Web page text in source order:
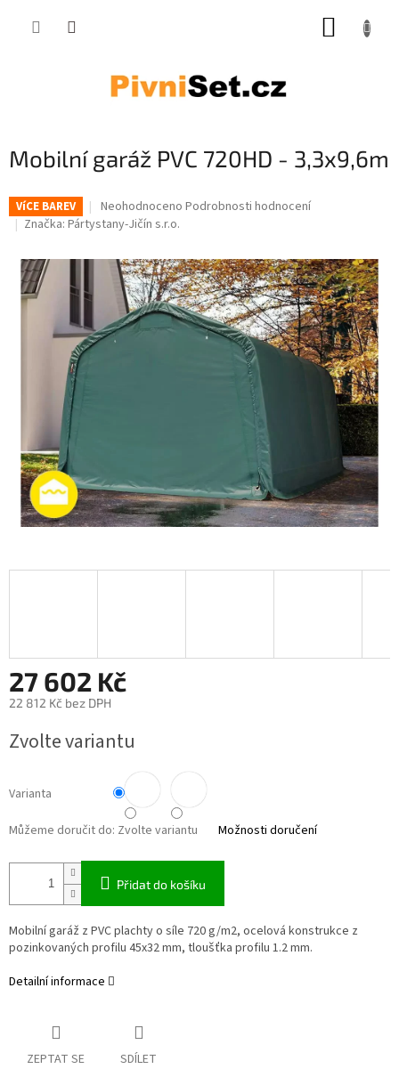
Mobilní garáž PVC 720HD - 3,3x9,6m
VíCE BAREV Průměrné hodnocení produktu je 0,0 z 5 hvězdiček.
Neohodnoceno Podrobnosti hodnocení
Značka: Pártystany-Jičín s.r.o.
27 602 Kč
22 812 Kč bez DPH
Zvolte variantu
Varianta
Můžeme doručit do: Zvolte variantu Možnosti doručení
Přidat do košíku
Mobilní garáž z PVC plachty o síle 720 g/m2, ocelová konstrukce z
pozinkovaných profilu 45x32 mm, tloušťka profilu 1.2 mm.
Detailní informace
ZEPTAT SE SDÍLET